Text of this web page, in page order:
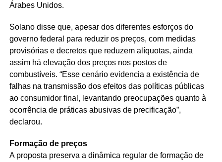
Árabes Unidos.
Solano disse que, apesar dos diferentes esforços do
governo federal para reduzir os preços, com medidas
provisórias e decretos que reduzem alíquotas, ainda
assim há elevação dos preços nos postos de
combustíveis. “Esse cenário evidencia a existência de
falhas na transmissão dos efeitos das políticas públicas
ao consumidor final, levantando preocupações quanto à
ocorrência de práticas abusivas de precificação”,
declarou.
Formação de preços
A proposta preserva a dinâmica regular de formação de